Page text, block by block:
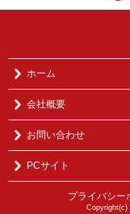
ホーム
会社概要
お問い合わせ
PCサイト
プライバシー
Copyright(c)